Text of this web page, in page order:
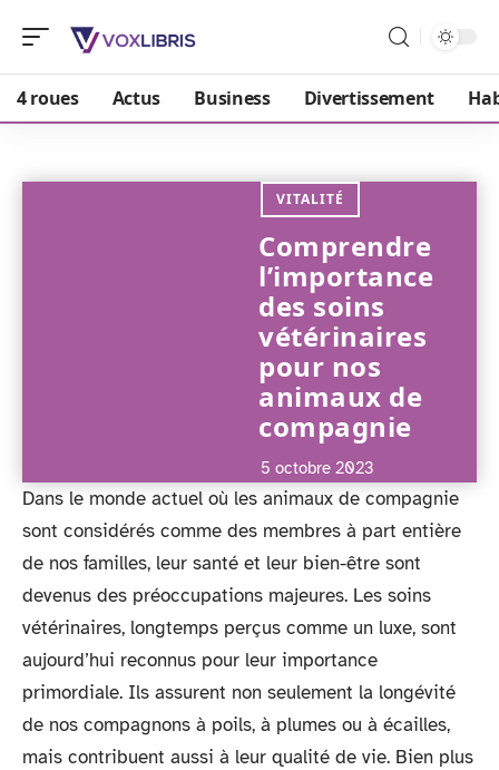
4 roues Actus Business Divertissement
VITALITÉ
Comprendre
l’importance
des soins
vétérinaires
pour nos
animaux de
compagnie
5 octobre 2023
Dans le monde actuel où les animaux de compagnie
sont considérés comme des membres à part entière
de nos familles, leur santé et leur bien-être sont
devenus des préoccupations majeures. Les soins
vétérinaires, longtemps perçus comme un luxe, sont
aujourd’hui reconnus pour leur importance
primordiale. Ils assurent non seulement la longévité
de nos compagnons à poils, à plumes ou à écailles,
mais contribuent aussi à leur qualité de vie. Bien plus